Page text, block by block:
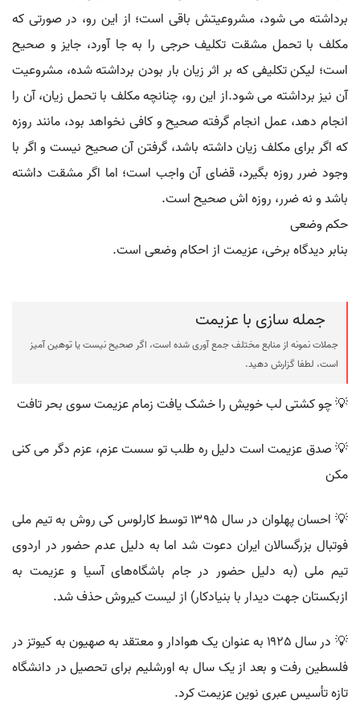
برداشته می شود، مشروعیتش باقی است؛ از این رو، در صورتی که
مکلف با تحمل مشقت تکلیف حرجی را به جا آورد، جایز و صحیح
است؛ لیکن تکلیفی که بر اثر زیان بار بودن برداشته شده، مشروعیت
آن نیز برداشته می شود.از این رو، چنانچه مکلف با تحمل زیان، آن را
انجام دهد، عمل انجام گرفته صحیح و کافی نخواهد بود، مانند روزه
که اگر برای مکلف زیان داشته باشد، گرفتن آن صحیح نیست و اگر با
وجود ضرر روزه بگیرد، قضای آن واجب است؛ اما اگر مشقت داشته
باشد و نه ضرر، روزه اش صحیح است.
حکم وضعی
بنابر دیدگاه برخی، عزیمت از احکام وضعی است.
جمله سازی با عزیمت
جملات نمونه از منابع مختلف جمع آوری شده است، اگر صحیح نیست یا توهین آمیز
است، لطفا گزارش دهید.
💡 چو کشتی لب خویش را خشک یافت زمام عزیمت سوی بحر تافت
💡 صدق عزیمت است دلیل ره طلب تو سست عزم، عزم دگر می کنی
مکن
💡 احسان پهلوان در سال ۱۳۹۵ توسط کارلوس کی روش به تیم ملی
فوتبال بزرگسالان ایران دعوت شد اما به دلیل عدم حضور در اردوی
تیم ملی (به دلیل حضور در جام باشگاه‌های آسیا و عزیمت به
ازبکستان جهت دیدار با بنیادکار) از لیست کیروش حذف شد.
💡 در سال ۱۹۲۵ به عنوان یک هوادار و معتقد به صهیون به کیوتز در
فلسطین رفت و بعد از یک سال به اورشلیم برای تحصیل در دانشگاه
تازه تأسیس عبری نوین عزیمت کرد.